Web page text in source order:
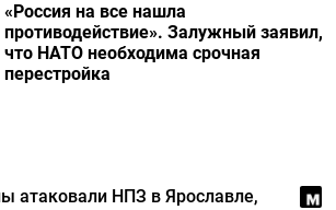
«Россия на все нашла
противодействие». Залужный заявил,
что НАТО необходима срочная
перестройка